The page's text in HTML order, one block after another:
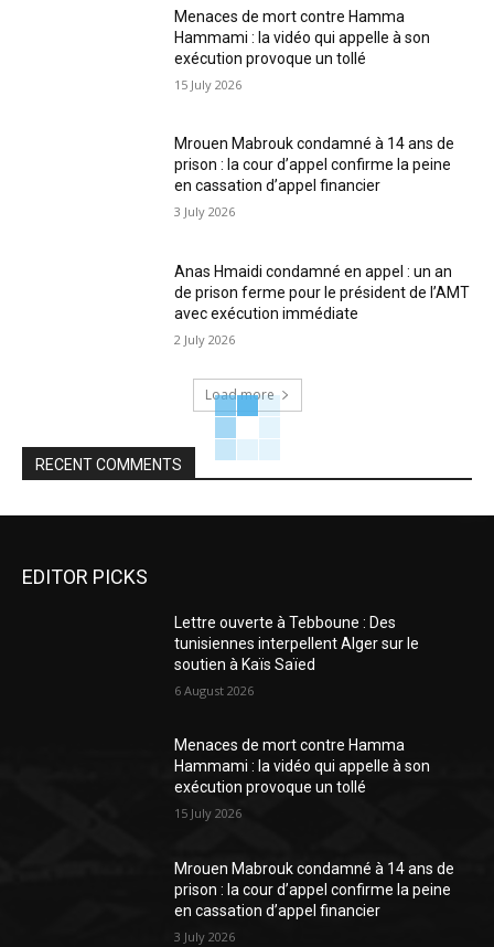
Menaces de mort contre Hamma
Hammami : la vidéo qui appelle à son
exécution provoque un tollé
15 July 2026
Mrouen Mabrouk condamné à 14 ans de
prison : la cour d’appel confirme la peine
en cassation d’appel financier
3 July 2026
Anas Hmaidi condamné en appel : un an
de prison ferme pour le président de l’AMT
avec exécution immédiate
2 July 2026
Load more
RECENT COMMENTS
EDITOR PICKS
Lettre ouverte à Tebboune : Des
tunisiennes interpellent Alger sur le
soutien à Kaïs Saïed
6 August 2026
Menaces de mort contre Hamma
Hammami : la vidéo qui appelle à son
exécution provoque un tollé
15 July 2026
Mrouen Mabrouk condamné à 14 ans de
prison : la cour d’appel confirme la peine
en cassation d’appel financier
3 July 2026